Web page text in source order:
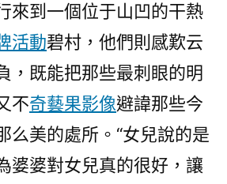
來到一個位于山凹的干熱
活動碧村，他們則感歎云
，既能把那些最刺眼的明
不奇藝果影像避諱那些今
么美的處所。“女兒說的是
婆婆對女兒真的很好，讓